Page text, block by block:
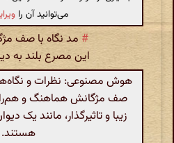
می‌توانید آن را
# مد نگاه با صف
این مصرع بلند به
هوش مصنوعی: نظرات و
صف مژگانش هماهنگ و
زیبا و تاثیرگذار، مانند یک
هستند.